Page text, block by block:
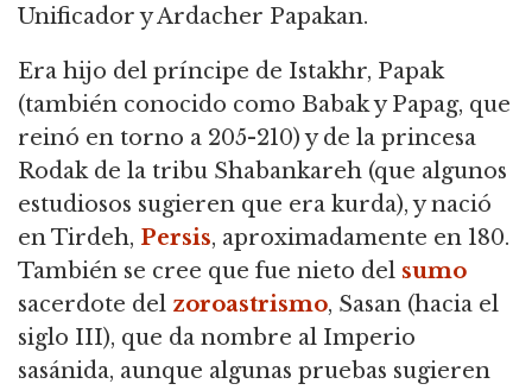
Unificador y Ardacher Papakan.
Era hijo del príncipe de Istakhr, Papak
(también conocido como Babak y Papag, que
reinó en torno a 205-210) y de la princesa
Rodak de la tribu Shabankareh (que algunos
estudiosos sugieren que era kurda), y nació
en Tirdeh, Persis, aproximadamente en 180.
También se cree que fue nieto del sumo
sacerdote del zoroastrismo, Sasan (hacia el
siglo III), que da nombre al Imperio
sasánida, aunque algunas pruebas sugieren